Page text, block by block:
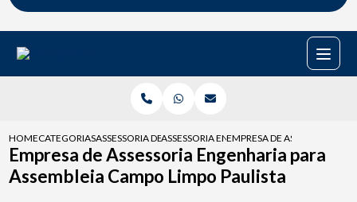
HOMECATEGORIASASSESSORIA DE ENGENHARIAASSESSORIA ENGENHARIA PARA REFORMAS
EMPRESA DE ASSESSORIA
Empresa de Assessoria Engenharia para
Assembleia Campo Limpo Paulista